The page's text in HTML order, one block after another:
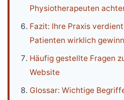
Physiotherapeuten
Fazit: Ihre Praxis
Patienten wirklich
Häufig gestellte Fragen
Website
Glossar: Wichtige